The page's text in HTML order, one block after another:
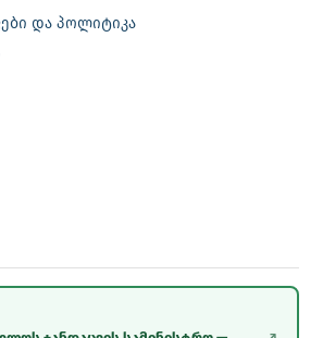
და პოლიტიკა